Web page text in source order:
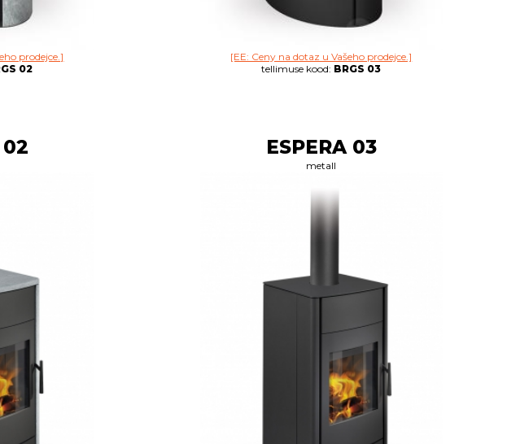
prodejce.]
02
[EE: Ceny na dotaz u Vašeho prodejce.]
tellimuse kood: BRGS 03
02 ESPERA 03
metall